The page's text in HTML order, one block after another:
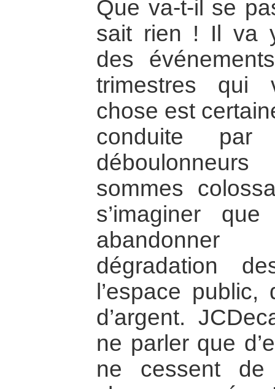
Que va-t-il se
sait rien ! Il va
des
trimestres qui
chose est
conduite
sommes
s’imaginer
dégradation
l’espace
d’argent.
ne parler que
ne cessent